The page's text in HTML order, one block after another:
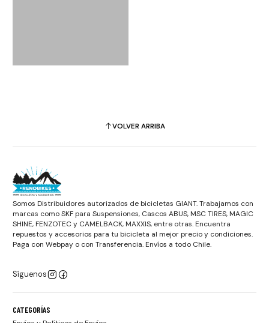
VOLVER ARRIBA
Somos Distribuidores autorizados de bicicletas GIANT. Trabajamos con
marcas como SKF para Suspensiones, Cascos ABUS, MSC TIRES, MAGIC
SHINE, FENZOTEC y CAMELBACK, MAXXIS, entre otras. Encuentra
repuestos y accesorios para tu bicicleta al mejor precio y condiciones.
Paga con Webpay o con Transferencia. Envíos a todo Chile.
Síguenos
CATEGORÍAS